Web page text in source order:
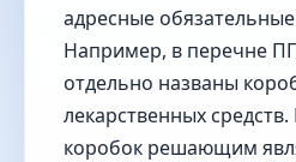
адресные
Например, в перечне
отдельно названы
лекарственных
коробок решающим